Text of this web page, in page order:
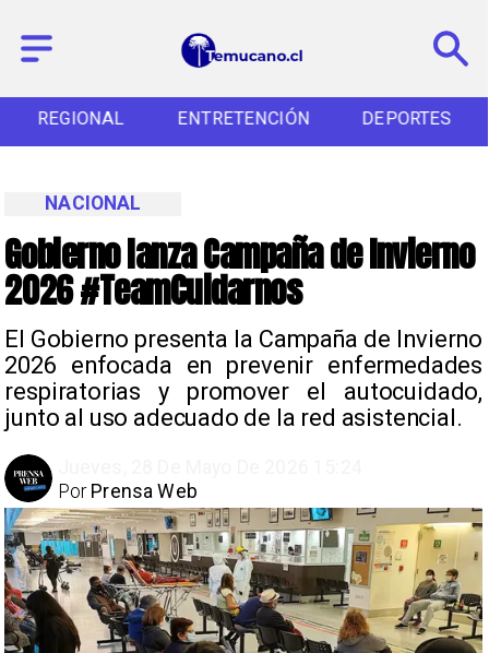
REGIONAL ENTRETENCIÓN DEPORTES
Gobierno lanza Campaña de Invierno
2026 #TeamCuidarnos
El Gobierno presenta la Campaña de Invierno
2026 enfocada en prevenir enfermedades
respiratorias y promover el autocuidado,
junto al uso adecuado de la red asistencial.
NACIONAL
Prensa Web
Por